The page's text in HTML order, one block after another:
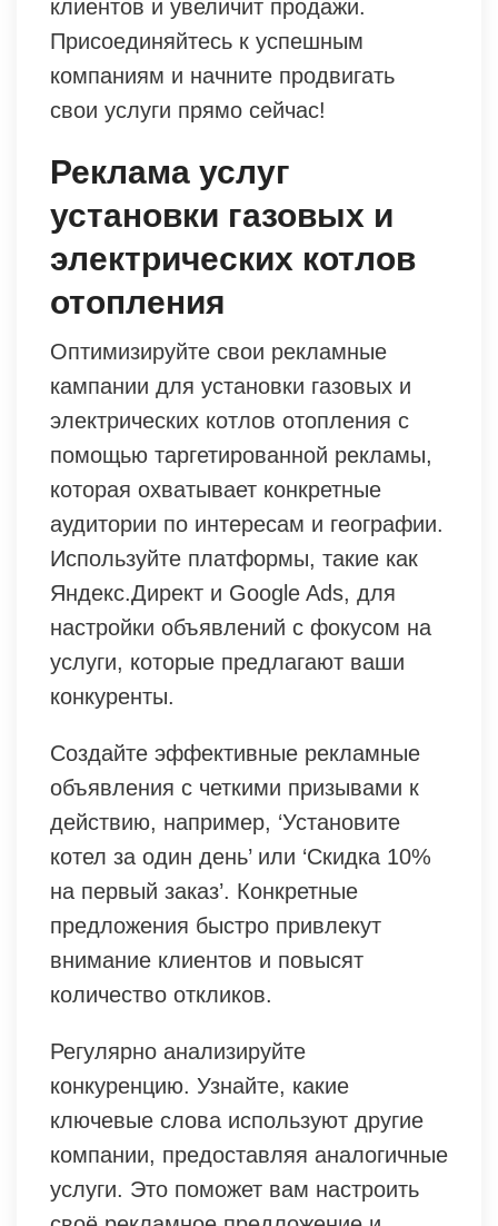
клиентов и увеличит продажи.
Присоединяйтесь к успешным
компаниям и начните продвигать
свои услуги прямо сейчас!
Реклама услуг
установки газовых и
электрических котлов
отопления
Оптимизируйте свои рекламные
кампании для установки газовых и
электрических котлов отопления с
помощью таргетированной рекламы,
которая охватывает конкретные
аудитории по интересам и географии.
Используйте платформы, такие как
Яндекс.Директ и Google Ads, для
настройки объявлений с фокусом на
услуги, которые предлагают ваши
конкуренты.
Создайте эффективные рекламные
объявления с четкими призывами к
действию, например, ‘Установите
котел за один день’ или ‘Скидка 10%
на первый заказ’. Конкретные
предложения быстро привлекут
внимание клиентов и повысят
количество откликов.
Регулярно анализируйте
конкуренцию. Узнайте, какие
ключевые слова используют другие
компании, предоставляя аналогичные
услуги. Это поможет вам настроить